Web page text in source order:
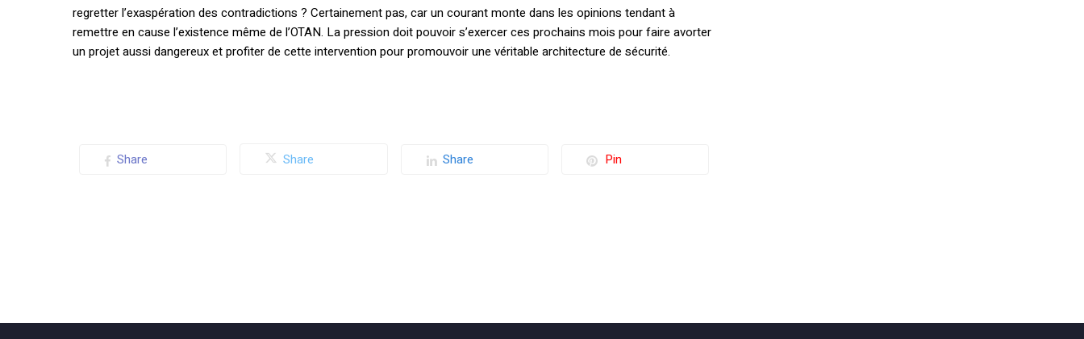
regretter l’exaspération des contradictions ? Certainement pas, car un courant monte dans les opinions tendant à
remettre en cause l’existence même de l’OTAN. La pression doit pouvoir s’exercer ces prochains mois pour faire avorter
un projet aussi dangereux et profiter de cette intervention pour promouvoir une véritable architecture de sécurité.
Share Share Share Pin